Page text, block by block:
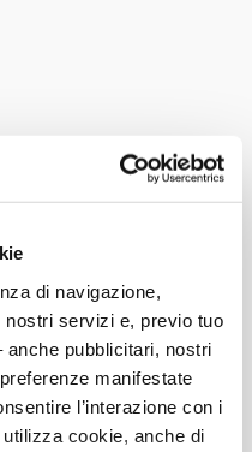
di navigazione,
nostri servizi e, previo tuo
pubblicitari, nostri
manifestate
l’interazione con i
cookie, anche di
dei rischi